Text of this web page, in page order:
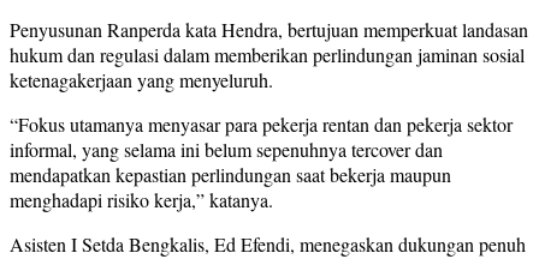
Penyusunan Ranperda kata Hendra, bertujuan memperkuat landasan
hukum dan regulasi dalam memberikan perlindungan jaminan sosial
ketenagakerjaan yang menyeluruh.
“Fokus utamanya menyasar para pekerja rentan dan pekerja sektor
informal, yang selama ini belum sepenuhnya tercover dan
mendapatkan kepastian perlindungan saat bekerja maupun
menghadapi risiko kerja,” katanya.
Asisten I Setda Bengkalis, Ed Efendi, menegaskan dukungan penuh